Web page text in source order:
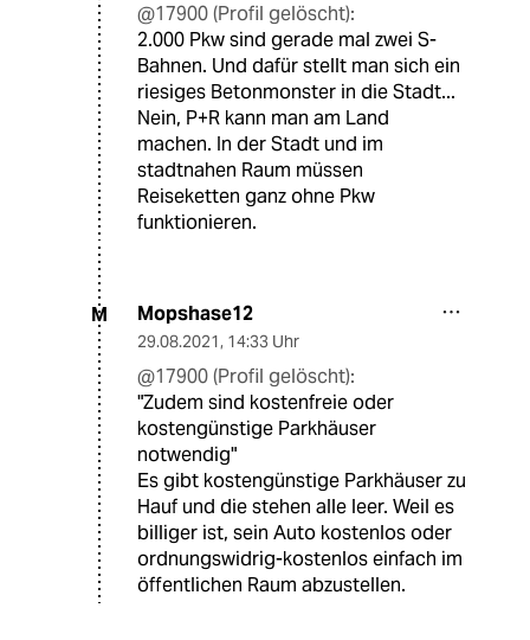
@17900 (Profil gelöscht):
2.000 Pkw sind gerade mal zwei S-
Bahnen. Und dafür stellt man sich ein
riesiges Betonmonster in die Stadt...
Nein, P+R kann man am Land
machen. In der Stadt und im
stadtnahen Raum müssen
Reiseketten ganz ohne Pkw
funktionieren.
M Mopshase12
29.08.2021, 14:33 Uhr
@17900 (Profil gelöscht):
"Zudem sind kostenfreie oder
kostengünstige Parkhäuser
notwendig"
Es gibt kostengünstige Parkhäuser zu
Hauf und die stehen alle leer. Weil es
billiger ist, sein Auto kostenlos oder
ordnungswidrig-kostenlos einfach im
öffentlichen Raum abzustellen.